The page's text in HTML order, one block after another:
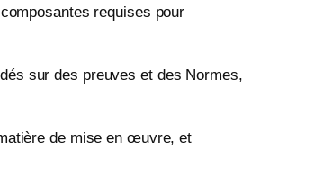
requises pour
sur des preuves et des Normes,
de mise en œuvre, et